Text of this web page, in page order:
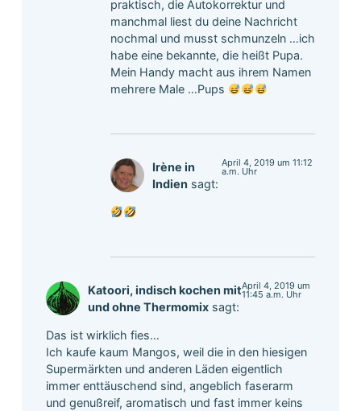
praktisch, die Autokorrektur und
manchmal liest du deine Nachricht
nochmal und musst schmunzeln …ich
habe eine bekannte, die heißt Pupa.
Mein Handy macht aus ihrem Namen
mehrere Male …Pups
Irène in
Indien sagt:
April 4, 2019 um 11:12
a.m. Uhr
Katoori, indisch kochen mit
und ohne Thermomix sagt:
April 4, 2019 um
11:45 a.m. Uhr
Das ist wirklich fies…
Ich kaufe kaum Mangos, weil die in den hiesigen
Supermärkten und anderen Läden eigentlich
immer enttäuschend sind, angeblich faserarm
und genußreif, aromatisch und fast immer keins